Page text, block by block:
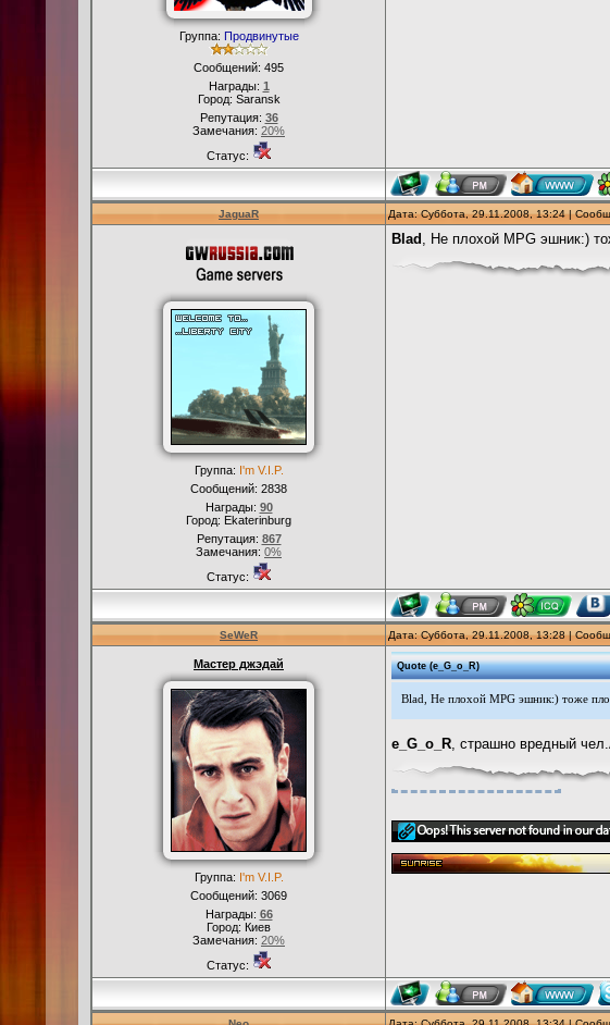
Группа: Продвинутые
Сообщений: 495
Награды: 1
Город: Saransk
Репутация: 36
Замечания: 20%
Статус:
JaguaR Дата: Суббота, 29.11.2008, 13:24 |
Группа: I'm V.I.P.
Сообщений: 2838
Награды: 90
Город: Ekaterinburg
Репутация: 867
Замечания: 0%
Статус:
Blad , Не плохой MPG эшник:)
SeWeR Дата: Суббота, 29.11.2008, 13:28 |
Мастер джэдай
Группа: I'm V.I.P.
Сообщений: 3069
Награды: 66
Город: Киев
Замечания: 20%
Статус:
Quote(e_G_o_R)
Blad, Не плохой MPG эшник:) тоже
e_G_o_R, страшно вредный